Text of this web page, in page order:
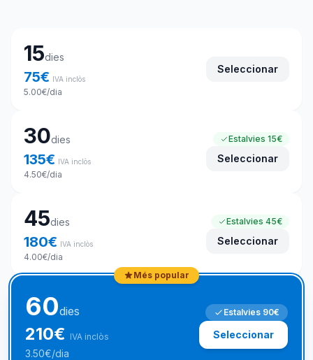
15dies
75€ IVA inclòs
5.00€/dia
Seleccionar
30dies
135€ IVA inclòs
4.50€/dia
Estalvies 15€
Seleccionar
45dies
180€ IVA inclòs
4.00€/dia
Estalvies 45€
Seleccionar
Més popular
60dies
210€ IVA inclòs
3.50€/dia
Estalvies 90€
Seleccionar